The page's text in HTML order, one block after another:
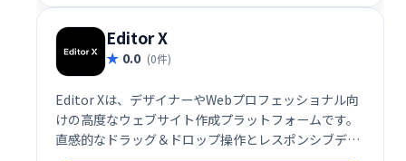
Editor X
0.0 (0件)
Editor Xは、デザイナーやWebプロフェッショナル向
けの高度なウェブサイト作成プラットフォームです。
直感的なドラッグ＆ドロップ操作とレスポンシブデザ